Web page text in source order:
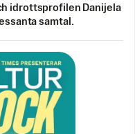
idrottsprofilen Danijela
samtal.